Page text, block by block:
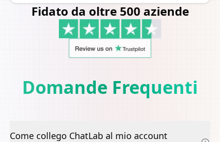
cercando. Consiglio vivamente!
Fidato da oltre 500 aziende
Domande Frequenti
Come collego ChatLab al mio account